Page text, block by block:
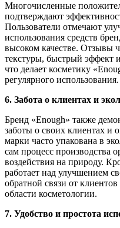
Многочисленные
подтверждают
Пользователи отмечают
использования средств
высоком качестве. Отзывы
текстуры, быстрый эффект
что делает косметику
регулярного использования.
6. Забота о клиентах и
Бренд «Enough» также
заботы о своих клиентах
марки часто упакована в
сам процесс производства
воздействия на природу.
работает над улучшением
обратной связи от
области косметологии.
7. Удобство и простота